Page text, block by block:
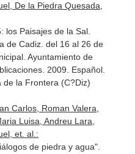
De la Piedra Quesada,
los Paisajes de la Sal.
de Cadiz. del 16 al 26 de
Ayuntamiento de
2009. Español.
de la Frontera (C?Diz)
Carlos, Roman Valera,
Luisa, Andreu Lara,
et. al.:
de piedra y agua".